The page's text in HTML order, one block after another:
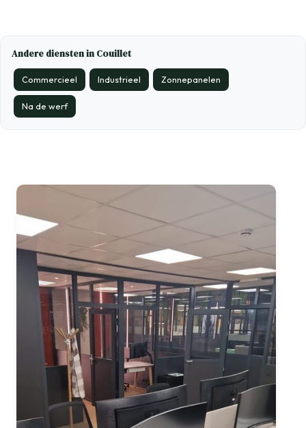
Andere diensten in Couillet
Commercieel Industrieel Zonnepanelen
Na de werf